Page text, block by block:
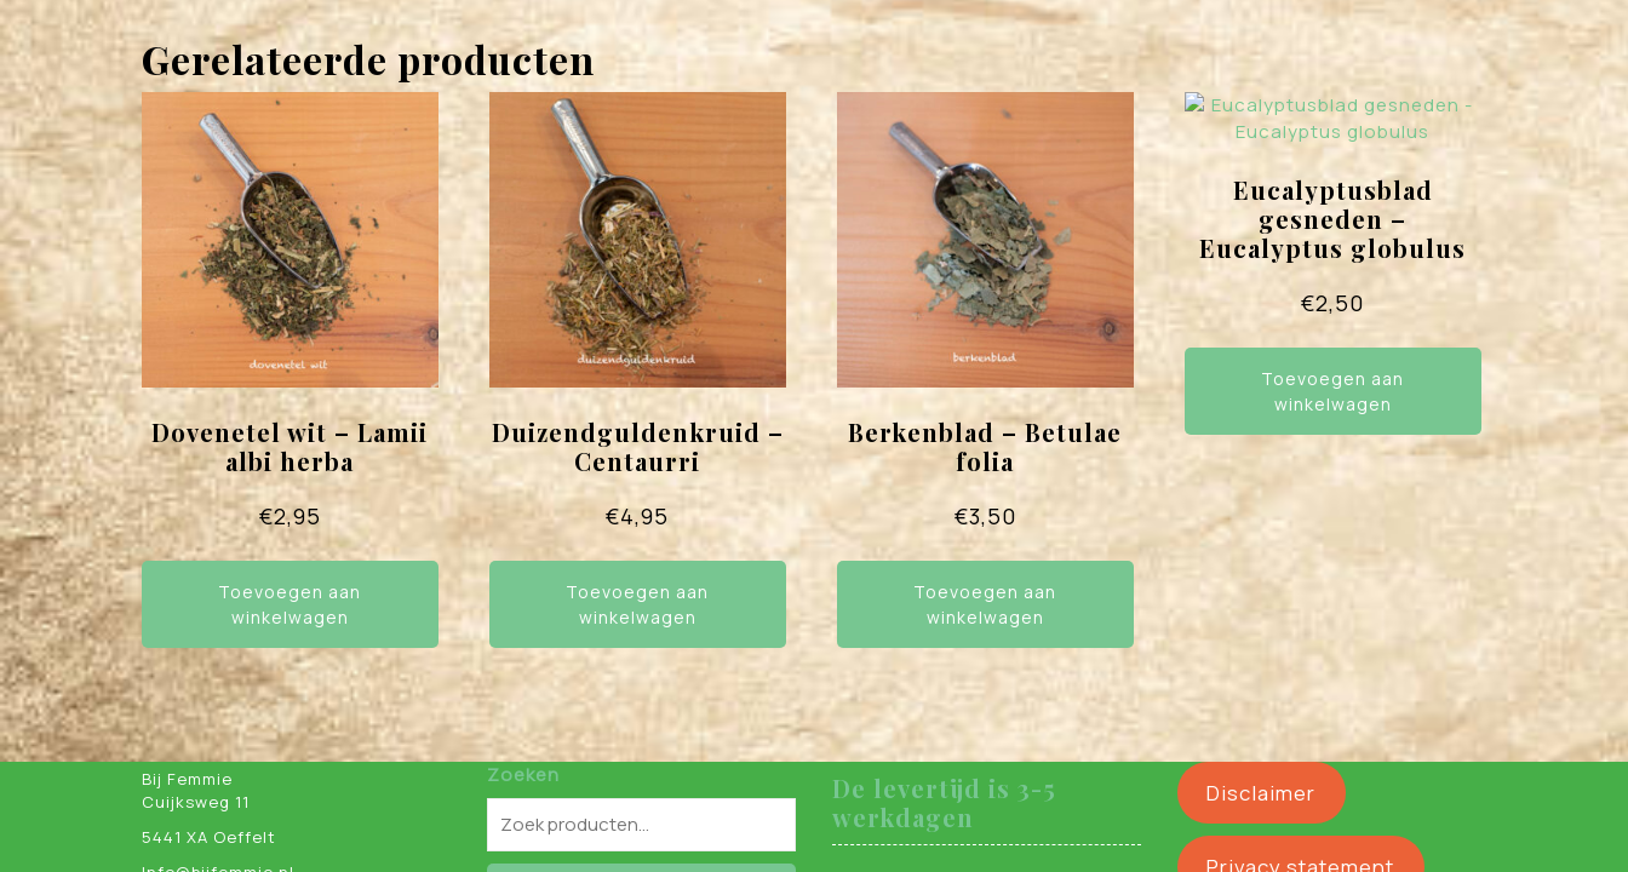
Gerelateerde producten
Dovenetel wit – Lamii
albi herba
€2,95
Toevoegen aan
winkelwagen
Duizendguldenkruid –
Centaurri
€4,95
Toevoegen aan
winkelwagen
Berkenblad – Betulae
folia
€3,50
Toevoegen aan
winkelwagen
Eucalyptusblad
gesneden –
Eucalyptus globulus
€2,50
Toevoegen aan
winkelwagen
Bij Femmie
Cuijksweg 11
5441 XA Oeffelt
Zoeken
De levertijd is 3-5
werkdagen
Disclaimer